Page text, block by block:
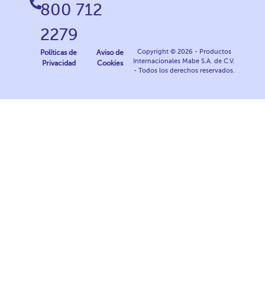
800 712
2279
Políticas de
Privacidad
Aviso de
Cookies
Copyright © 2026 - Productos
Internacionales Mabe S.A. de C.V.
- Todos los derechos reservados.